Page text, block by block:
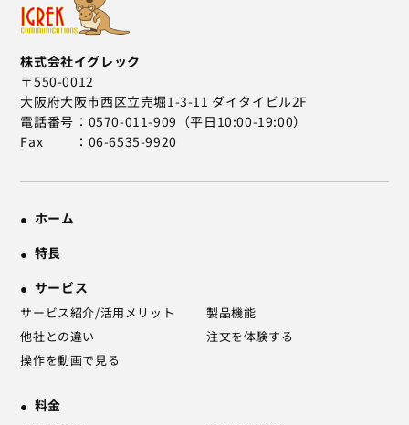
株式会社イグレック
〒550-0012
大阪府大阪市西区立売堀1-3-11 ダイタイビル2F
電話番号
0570-011-909（平日10:00-19:00）
Fax
06-6535-9920
ホーム
特長
サービス
サービス紹介/活用メリット
製品機能
他社との違い
注文を体験する
操作を動画で見る
料金